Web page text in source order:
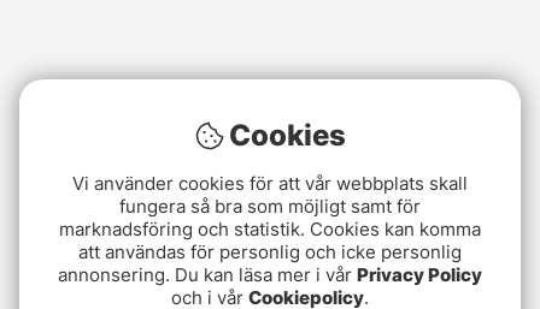
Cookies
Vi använder cookies för att vår webbplats skall
fungera så bra som möjligt samt för
marknadsföring och statistik. Cookies kan komma
att användas för personlig och icke personlig
annonsering. Du kan läsa mer i vår Privacy Policy
och i vår Cookiepolicy.